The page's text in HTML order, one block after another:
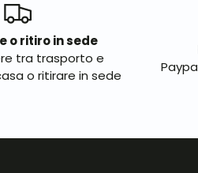
o ritiro in sede
tra trasporto e
o ritirare in sede